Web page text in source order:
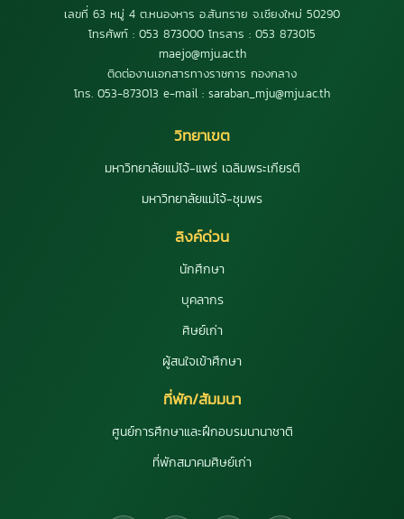
เลขที่ 63 หมู่ 4 ต.หนองหาร อ.สันทราย จ.เชียงใหม่ 50290
โทรศัพท์ : 053 873000 โทรสาร : 053 873015
maejo@mju.ac.th
ติดต่องานเอกสารทางราชการ กองกลาง
โทร. 053-873013 e-mail : saraban_mju@mju.ac.th
วิทยาเขต
มหาวิทยาลัยแม่โจ้-แพร่ เฉลิมพระเกียรติ
มหาวิทยาลัยแม่โจ้-ชุมพร
ลิงค์ด่วน
นักศึกษา
บุคลากร
ศิษย์เก่า
ผู้สนใจเข้าศึกษา
ที่พัก/สัมมนา
ศูนย์การศึกษาและฝึกอบรมนานาชาติ
ที่พักสมาคมศิษย์เก่า